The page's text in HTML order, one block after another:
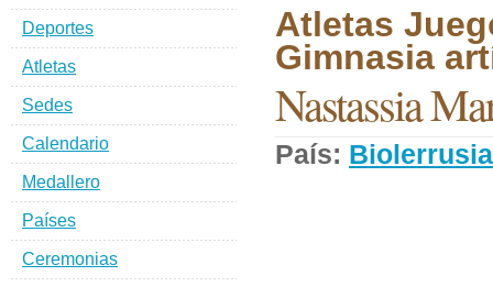
Atletas
Gimnasia
Nastassia
País: Biolerrusia
Deportes
Atletas
Sedes
Calendario
Medallero
Países
Ceremonias